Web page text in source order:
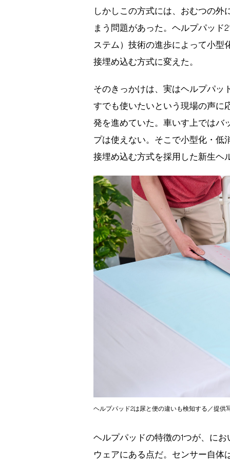
しかしこの方式には、おむつの外
まう問題があった。ヘルプパッド
ステム）技術の進歩によって小型
接埋め込む方式に変えた。
そのきっかけは、実はヘルプパッ
すでも使いたいという現場の声に
発を進めていた。車いす上ではバ
プは使えない。そこで小型化・低
接埋め込む方式を採用した新生ヘ
ヘルプパッド2は尿と便の違いも検知する／提供
ヘルプパッドの特徴の1つが、に
ウェアにある点だ。センサー自体